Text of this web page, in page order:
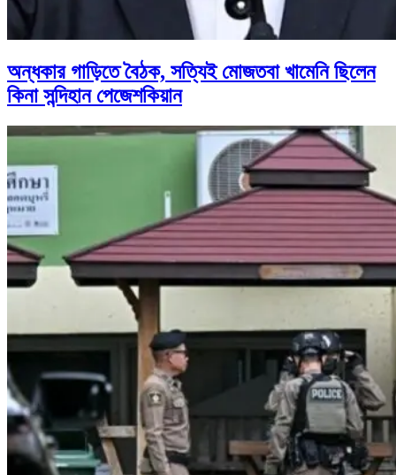
অন্ধকার গাড়িতে বৈঠক, সত্যিই মোজতবা খামেনি ছিলেন
কিনা সন্দিহান পেজেশকিয়ান